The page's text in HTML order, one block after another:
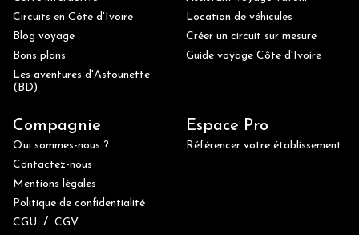
Circuits en Côte d'Ivoire
Blog voyage
Bons plans
Les aventures d'Astounette
(BD)
Location de véhicules
Créer un circuit sur mesure
Guide voyage Côte d'Ivoire
Compagnie
Qui sommes-nous ?
Contactez-nous
Mentions légales
Politique de confidentialité
CGU / CGV
Espace Pro
Référencer votre établissement